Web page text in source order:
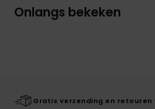
Onlangs bekeken
Gratis verzending en retouren